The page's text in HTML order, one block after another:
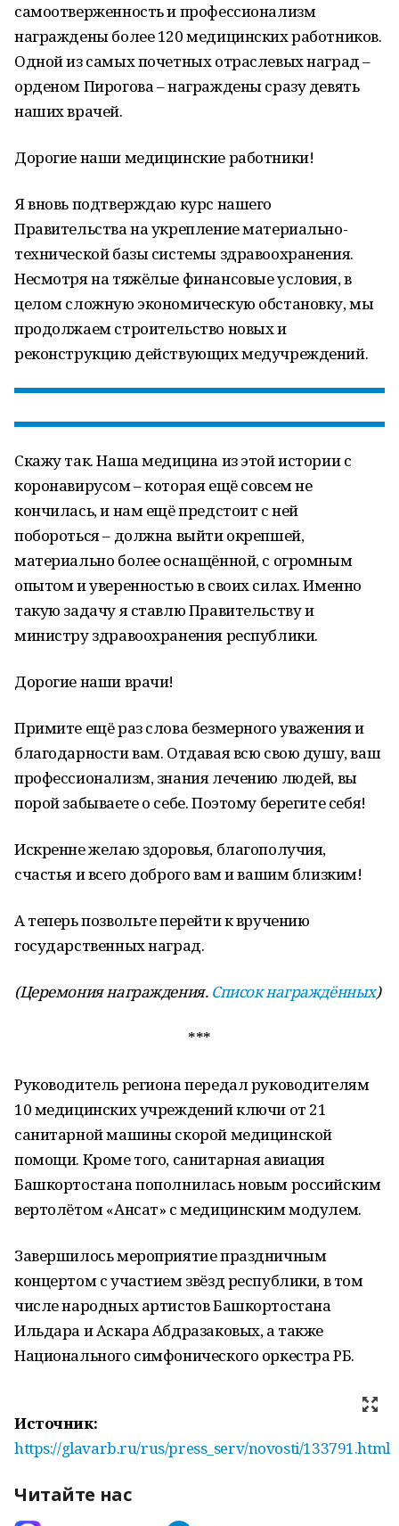
самоотверженность и профессионализм
награждены более 120 медицинских работников.
Одной из самых почетных отраслевых наград –
орденом Пирогова – награждены сразу девять
наших врачей.
Дорогие наши медицинские работники!
Я вновь подтверждаю курс нашего
Правительства на укрепление материально-
технической базы системы здравоохранения.
Несмотря на тяжёлые финансовые условия, в
целом сложную экономическую обстановку, мы
продолжаем строительство новых и
реконструкцию действующих медучреждений.
Скажу так. Наша медицина из этой истории с
коронавирусом – которая ещё совсем не
кончилась, и нам ещё предстоит с ней
побороться – должна выйти окрепшей,
материально более оснащённой, с огромным
опытом и уверенностью в своих силах. Именно
такую задачу я ставлю Правительству и
министру здравоохранения республики.
Дорогие наши врачи!
Примите ещё раз слова безмерного уважения и
благодарности вам. Отдавая всю свою душу, ваш
профессионализм, знания лечению людей, вы
порой забываете о себе. Поэтому берегите себя!
Искренне желаю здоровья, благополучия,
счастья и всего доброго вам и вашим близким!
А теперь позвольте перейти к вручению
государственных наград.
(Церемония награждения. Список награждённых)
***
Руководитель региона передал руководителям
10 медицинских учреждений ключи от 21
санитарной машины скорой медицинской
помощи. Кроме того, санитарная авиация
Башкортостана пополнилась новым российским
вертолётом «Ансат» с медицинским модулем.
Завершилось мероприятие праздничным
концертом с участием звёзд республики, в том
числе народных артистов Башкортостана
Ильдара и Аскара Абдразаковых, а также
Национального симфонического оркестра РБ.
Источник:
https://glavarb.ru/rus/press_serv/novosti/133791.html
Читайте нас